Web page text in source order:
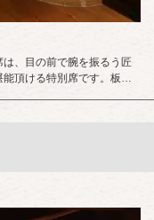
、目の前で腕を振るう匠
頂ける特別席です。板前